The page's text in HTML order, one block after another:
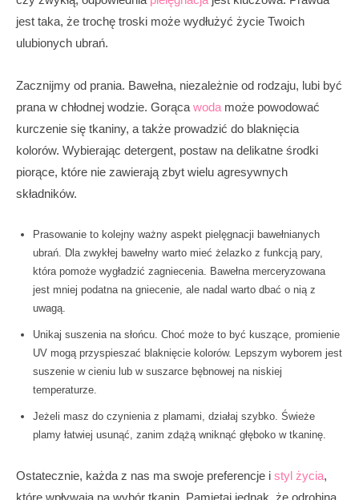
jest taka, że trochę troski może wydłużyć życie Twoich
ulubionych ubrań.
Zacznijmy od prania. Bawełna, niezależnie od rodzaju, lubi być
prana w chłodnej wodzie. Gorąca woda może powodować
kurczenie się tkaniny, a także prowadzić do blaknięcia
kolorów. Wybierając detergent, postaw na delikatne środki
piorące, które nie zawierają zbyt wielu agresywnych
składników.
Prasowanie to kolejny ważny aspekt pielęgnacji bawełnianych
ubrań. Dla zwykłej bawełny warto mieć żelazko z funkcją pary,
która pomoże wygładzić zagniecenia. Bawełna merceryzowana
jest mniej podatna na gniecenie, ale nadal warto dbać o nią z
uwagą.
Unikaj suszenia na słońcu. Choć może to być kuszące, promienie
UV mogą przyspieszać blaknięcie kolorów. Lepszym wyborem jest
suszenie w cieniu lub w suszarce bębnowej na niskiej
temperaturze.
Jeżeli masz do czynienia z plamami, działaj szybko. Świeże
plamy łatwiej usunąć, zanim zdążą wniknąć głęboko w tkaninę.
Ostatecznie, każda z nas ma swoje preferencje i styl życia,
które wpływają na wybór tkanin. Pamiętaj jednak, że odrobina